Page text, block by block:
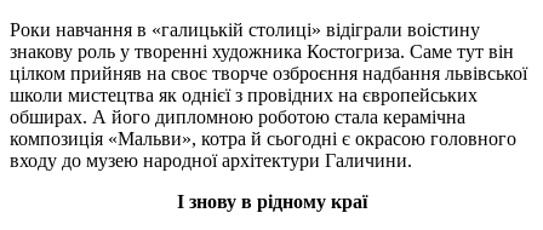
Роки навчання в «галицькій столиці» відіграли воістину
знакову роль у творенні художника Костогриза. Саме тут він
цілком прийняв на своє творче озброєння надбання львівської
школи мистецтва як однієї з провідних на європейських
обширах. А його дипломною роботою стала керамічна
композиція «Мальви», котра й сьогодні є окрасою головного
входу до музею народної архітектури Галичини.
І знову в рідному краї